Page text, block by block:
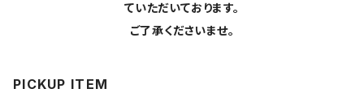
ていただいております。
ご了承くださいませ。
PICKUP ITEM